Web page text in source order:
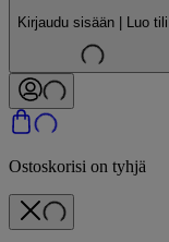
Kirjaudu sisään | Luo tili
Ostoskorisi on tyhjä